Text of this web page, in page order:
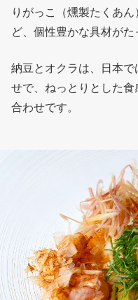
りがっこ（燻製たくあ
ど、個性豊かな具材がた
納豆とオクラは、日本
せで、ねっとりとした
合わせです。